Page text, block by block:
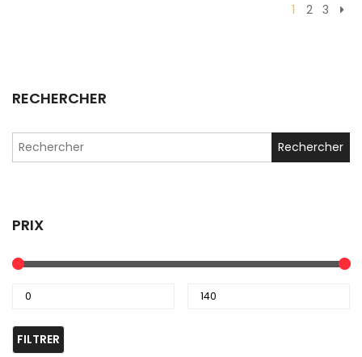
RECHERCHER
Search
for:
PRIX
FILTRER
1 2 3